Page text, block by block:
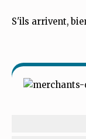
S'ils arrivent,